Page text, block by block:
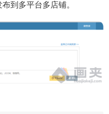
到多平台多店铺。